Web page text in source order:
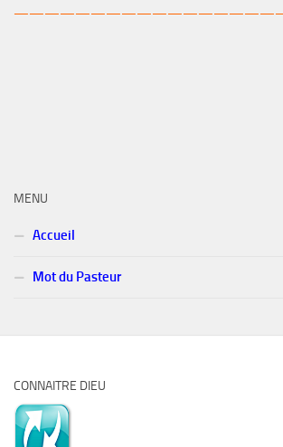
MENU
Accueil
Mot du Pasteur
CONNAITRE DIEU